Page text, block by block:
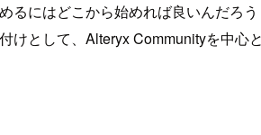
にはどこから始めれば良いんだろ
として、Alteryx Communityを中心